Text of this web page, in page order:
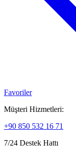
Favoriler
Müşteri Hizmetleri:
+90 850 532 16 71
7/24 Destek Hattı